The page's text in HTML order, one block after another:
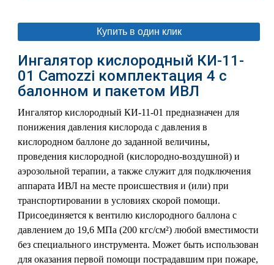
Купить в один клик
Ингалятор кислородный КИ-11-
01 Camozzi комплектация 4 с
балонном и пакетом ИВЛ
Ингалятор кислородный КИ-11-01 предназначен для
понижения давления кислорода с давления в
кислородном баллоне до заданной величины,
проведения кислородной (кислородно-воздушной) и
аэрозольной терапии, а также служит для подключения
аппарата ИВЛ на месте происшествия и (или) при
транспортировании в условиях скорой помощи.
Присоединяется к вентилю кислородного баллона с
давлением до 19,6 МПа (200 кгс/см²) любой вместимости
без специального инструмента. Может быть использован
для оказания первой помощи пострадавшим при пожаре,